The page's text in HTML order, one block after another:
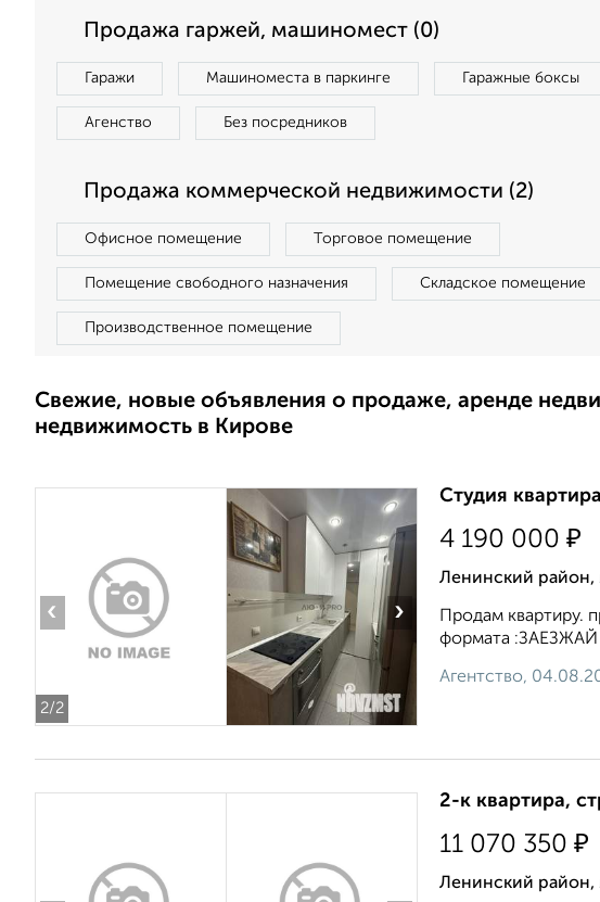
Продажа гаржей, машиномест (0)
Гаражи Машиноместа в паркинге Гаражные боксы
Агенство Без посредников
Продажа коммерческой недвижимости (2)
Офисное помещение Торговое помещение
Помещение свободного назначения Складское помещение
Производственное помещение
Свежие, новые объявления о продаже, аренде
недвижимость в Кирове
2/2
‹ ›
Студия
4 190 000 ₽
Ленинский
Продам квартиру.
формата :ЗАЕЗЖАЙ
Агентство,
2-к квартира,
11 070 350 ₽
Ленинский район,